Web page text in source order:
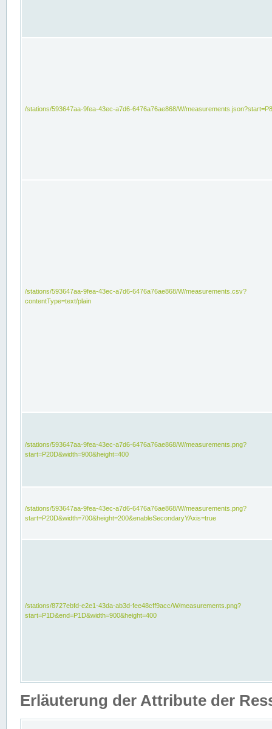
/stations/593647aa-9fea-43ec-a7d6-6476a76ae868/W/
/stations/593647aa-9fea-43ec-a7d6-6476a76ae868/W/measurements.csv?
contentType=text/plain
/stations/593647aa-9fea-43ec-a7d6-6476a76ae868/W/measurements.png?
start=P20D&width=900&height=400
/stations/593647aa-9fea-43ec-a7d6-6476a76ae868/W/measurements.png?
start=P20D&width=700&height=200&enableSecondaryYAxis=true
/stations/8727ebfd-e2e1-43da-ab3d-fee48cff9acc/W/measurements.png?
start=P1D&end=P1D&width=900&height=400
Erläuterung der Attribute der